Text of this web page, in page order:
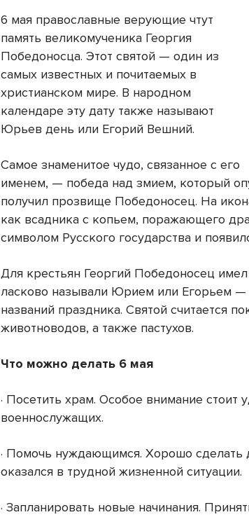
6 мая православные верующие чтут
память великомученика Георгия
Победоносца. Этот святой — один из
самых известных и почитаемых в
христианском мире. В народном
календаре эту дату также называют
Юрьев день или Егорий Вешний.
Самое знаменитое чудо, связанное с его
именем, — победа над змием, который
получил прозвище Победоносец. На
как всадника с копьем, поражающего
символом Русского государства и
Для крестьян Георгий Победоносец
ласково называли Юрием или Егорьем
названий праздника. Святой считается
животноводов, а также пастухов.
Что можно делать 6 мая
· Посетить храм. Особое внимание стоит
военнослужащих.
· Помочь нуждающимся. Хорошо сделать
оказался в трудной жизненной ситуации.
· Запланировать новые начинания.